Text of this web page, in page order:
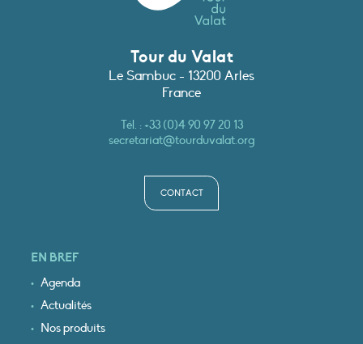
Tour du Valat
Le Sambuc - 13200 Arles
France
Tél. :+33 (0)4 90 97 20 13
secretariat@tourduvalat.org
CONTACT
EN BREF
Agenda
Actualités
Nos produits